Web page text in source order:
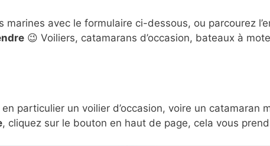
avec le formulaire ci-dessous, ou parcourez
😉 Voiliers, catamarans d’occasion, bateaux à
particulier un voilier d’occasion, voire un catamaran
, cliquez sur le bouton en haut de page, cela vous